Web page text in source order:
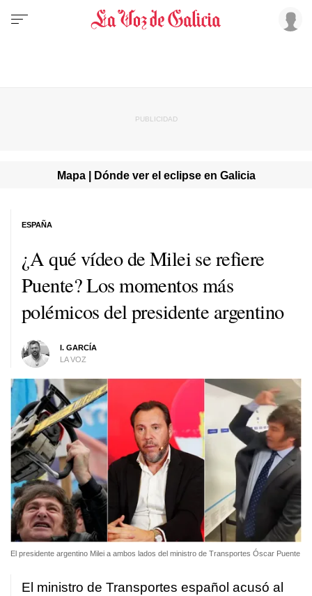
Mapa | Dónde ver el eclipse en Galicia
¿A qué vídeo de Milei se refiere
Puente? Los momentos más
polémicos del presidente argentino
I. GARCÍA
LA VOZ
ESPAÑA
El presidente argentino Milei a ambos lados del ministro de Transportes Óscar Puente
El ministro de Transportes español acusó al